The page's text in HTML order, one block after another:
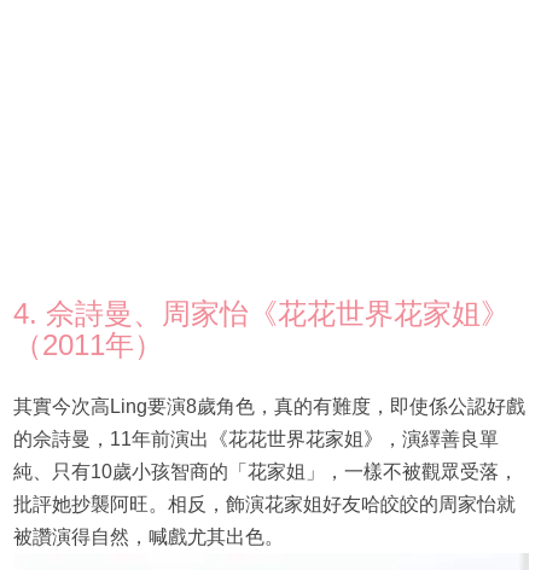
4. 佘詩曼、周家怡《花花世界花家姐》
（2011年）
其實今次高Ling要演8歲角色，真的有難度，即使係公認好戲
的佘詩曼，11年前演出《花花世界花家姐》，演繹善良單
純、只有10歲小孩智商的「花家姐」，一樣不被觀眾受落，
批評她抄襲阿旺。相反，飾演花家姐好友哈皎皎的周家怡就
被讚演得自然，喊戲尤其出色。